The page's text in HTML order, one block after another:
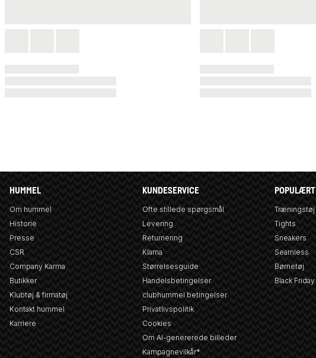
HUMMEL
Om hummel
Historie
Presse
CSR
Company Karma
Butikker
Klubtøj & firmatøj
Kontakt hummel
Karriere
KUNDESERVICE
Ofte stillede spørgsmål
Levering
Returnering
Klarna
Størrelsesguide
Handelsbetingelser
clubhummel betingelser
Privatlivspolitik
Cookies
Om AI-genererede billeder
Kampagnevilkår*
POPULÆRT
Træningstøj
Tights
Sneakers
Seamless
Børnetøj
Black Friday